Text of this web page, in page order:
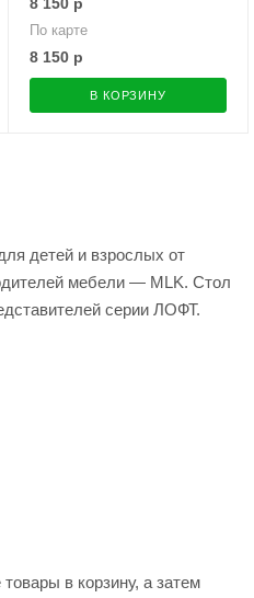
По карте
8 150 р
В КОРЗИНУ
детей и взрослых от
мебели — MLK. Стол
серии ЛОФТ.
в корзину, а затем